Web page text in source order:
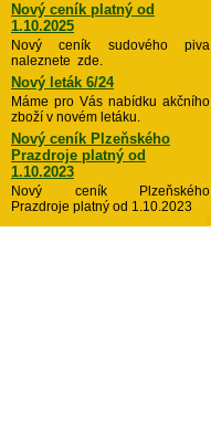
Nový ceník platný od
1.10.2025
Nový ceník sudového piva
naleznete zde.
Nový leták 6/24
Máme pro Vás nabídku akčního
zboží v novém letáku.
Nový ceník Plzeňského
Prazdroje platný od
1.10.2023
Nový ceník Plzeňského
Prazdroje platný od 1.10.2023